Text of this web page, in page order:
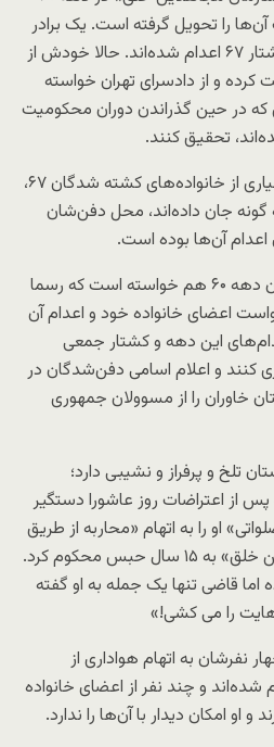
را تحویل گرفته است. یک برادر
دیگر و خواهرش در جریان کشتار ۶۷ اعدام شده‌اند. حالا خودش از
و از دادسرای تهران خواسته
که در حین گذراندن دوران محکومیت
«مریم اکبری منفرد» مثل بسیاری از خانواده‌های کشته شدگان ۶۷،
جان داده‌اند، محل دفن‌شان
آن‌ها بوده است.
او از خانواده‌های دیگر قربانیان دهه ۶۰ هم خواسته است که رسما
اعضای خانواده خود و اعدام آن
این دهه و کشتار جمعی
۶۷ را پی گیری کنند و اعلام اسامی دفن‌شدگان در
خاوران را از مسوولان جمهوری
تلخ و پرفراز و نشیبی دارد؛
در دی ماه سال ۸۸ و پس از اعتراضات روز عاشورا دستگیر
۸۹ قاضی «صلواتی» او را به اتهام «محاربه از طریق
عضویت در سازمان مجاهدین خلق» به ۱۵ سال حبس محکوم ‌کرد.
اما قاضی تنها یک جمله به او گفته
را می کشی!»
نفرشان به اتهام هواداری از
و چند نفر از اعضای خانواده
او امکان دیدار با آن‌ها را ندارد.